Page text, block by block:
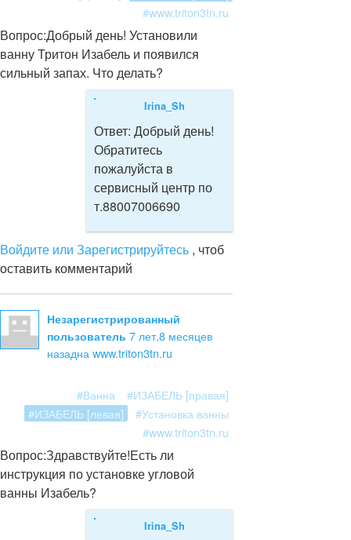
#www.triton3tn.ru
Вопрос:Добрый день! Установили
ванну Тритон Изабель и появился
сильный запах. Что делать?
Irina_Sh
Ответ: Добрый день!
Обратитесь
пожалуйста в
сервисный центр по
т.88007006690
Войдите или Зарегистрируйтесь , чтоб
оставить комментарий
Незарегистрированный
пользователь 7 лет,8 месяцев
назадна www.triton3tn.ru
#Ванна
#ИЗАБЕЛЬ [правая]
#ИЗАБЕЛЬ [левая]
#Установка ванны
#www.triton3tn.ru
Вопрос:Здравствуйте!Есть ли
инструкция по установке угловой
ванны Изабель?
Irina_Sh